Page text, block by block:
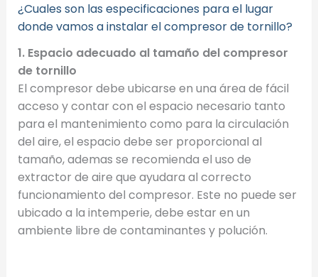
¿Cuales son las especificaciones para el lugar
donde vamos a instalar el compresor de tornillo?
1. Espacio adecuado al tamaño del compresor
de tornillo
El compresor debe ubicarse en una área de fácil
acceso y contar con el espacio necesario tanto
para el mantenimiento como para la circulación
del aire, el espacio debe ser proporcional al
tamaño, ademas se recomienda el uso de
extractor de aire que ayudara al correcto
funcionamiento del compresor. Este no puede ser
ubicado a la intemperie, debe estar en un
ambiente libre de contaminantes y polución.